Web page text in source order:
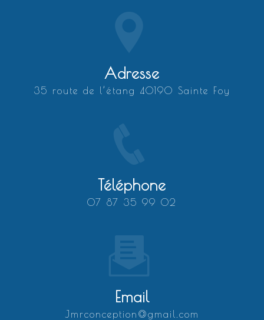
Adresse
35 route de l’étang 40190 Sainte Foy
Téléphone
07 87 35 99 02
Email
jmrconception@gmail.com